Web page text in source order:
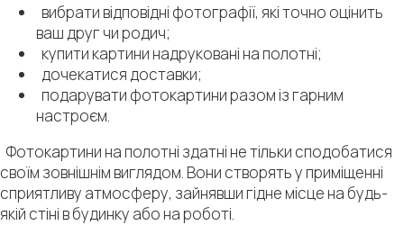
вибрати відповідні фотографії, які точно оцінить
ваш друг чи родич;
купити картини надруковані на полотні;
дочекатися доставки;
подарувати фотокартини разом із гарним
настроєм.
Фотокартини на полотні здатні не тільки сподобатися
своїм зовнішнім виглядом. Вони створять у приміщенні
сприятливу атмосферу, зайнявши гідне місце на будь-
якій стіні в будинку або на роботі.